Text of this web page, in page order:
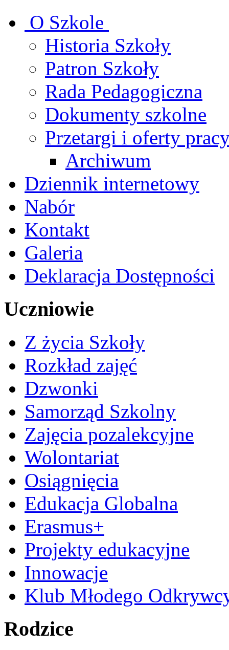
O Szkole
Historia Szkoły
Patron Szkoły
Rada Pedagogiczna
Dokumenty szkolne
Przetargi i oferty
Archiwum
Dziennik internetowy
Nabór
Kontakt
Galeria
Deklaracja Dostępności
Uczniowie
Z życia Szkoły
Rozkład zajęć
Dzwonki
Samorząd Szkolny
Zajęcia pozalekcyjne
Wolontariat
Osiągnięcia
Edukacja Globalna
Erasmus+
Projekty edukacyjne
Innowacje
Klub Młodego
Rodzice